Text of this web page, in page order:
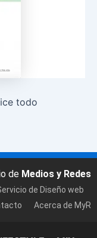
todo
de Medios y Redes
de Diseño web
Acerca de MyR